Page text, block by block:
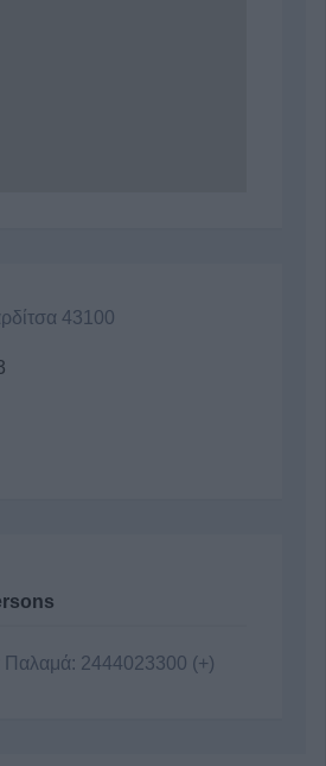
43100
Παλαμά: 2444023300 (+)